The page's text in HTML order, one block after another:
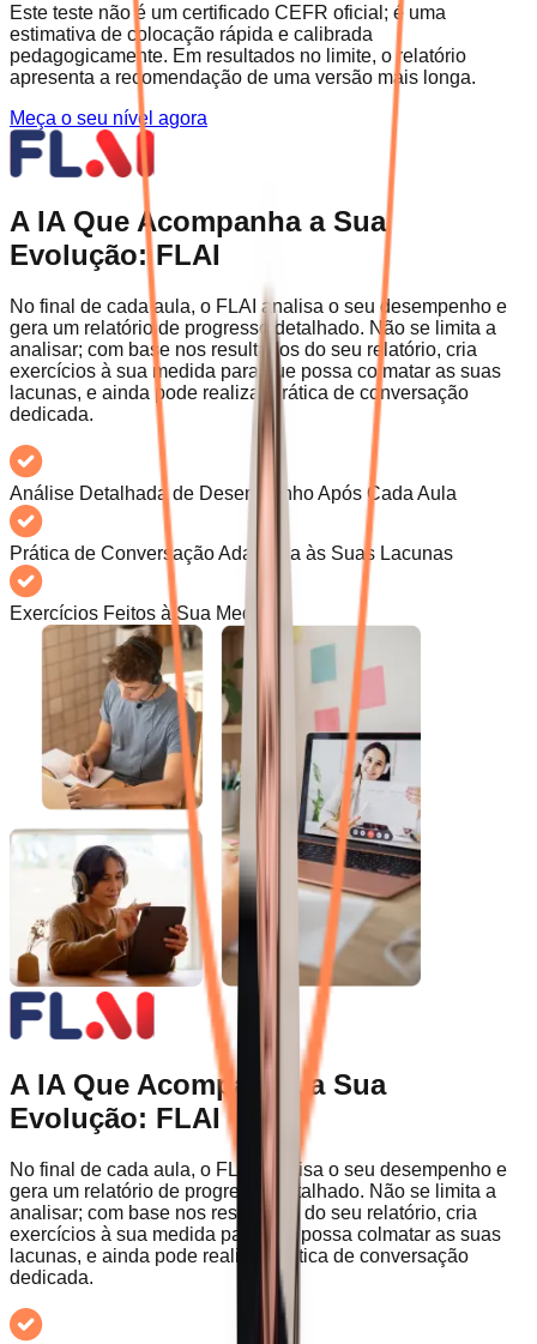
Este teste não é um certificado CEFR oficial; é uma
estimativa de colocação rápida e calibrada
pedagogicamente. Em resultados no limite, o relatório
apresenta a recomendação de uma versão mais longa.
Meça o seu nível agora
A IA Que Acompanha a Sua
Evolução: FLAI
No final de cada aula, o FLAI analisa o seu desempenho e
gera um relatório de progresso detalhado. Não se limita a
analisar; com base nos resultados do seu relatório, cria
exercícios à sua medida para que possa colmatar as suas
lacunas, e ainda pode realizar prática de conversação
dedicada.
Análise Detalhada de Desempenho Após Cada Aula
Prática de Conversação Adaptada às Suas Lacunas
Exercícios Feitos à Sua Medida
A IA Que Acompanha a Sua
Evolução: FLAI
No final de cada aula, o FLAI analisa o seu desempenho e
gera um relatório de progresso detalhado. Não se limita a
analisar; com base nos resultados do seu relatório, cria
exercícios à sua medida para que possa colmatar as suas
lacunas, e ainda pode realizar prática de conversação
dedicada.